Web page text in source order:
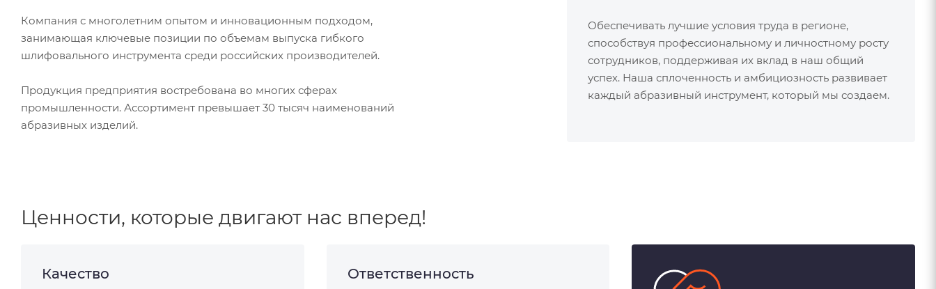
Компания с многолетним опытом и инновационным подходом,
занимающая ключевые позиции по объемам выпуска гибкого
шлифовального инструмента среди российских производителей.
Продукция предприятия востребована во многих сферах
промышленности. Ассортимент превышает 30 тысяч наименований
абразивных изделий.
Обеспечивать лучшие условия труда в регионе,
способствуя профессиональному и личностному росту
сотрудников, поддерживая их вклад в наш общий
успех. Наша сплоченность и амбициозность развивает
каждый абразивный инструмент, который мы создаем.
Ценности, которые двигают нас вперед!
Качество Ответственность